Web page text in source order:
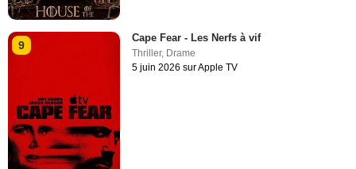
9
Cape Fear - Les Nerfs à vif
Thriller, Drame
5 juin 2026 sur Apple TV